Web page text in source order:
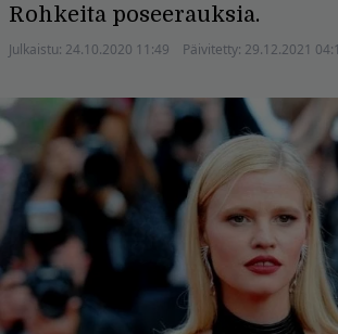
Rohkeita poseerauksia.
Julkaistu: 24.10.2020 11:49 Päivitetty: 29.12.2021